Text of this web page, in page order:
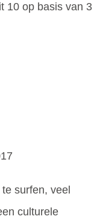
10 op basis van 3
surfen, veel
culturele